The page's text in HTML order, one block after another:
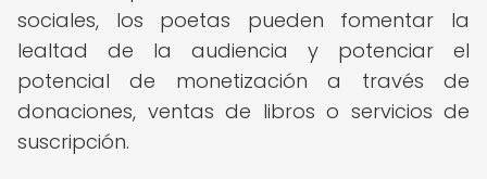
sociales, los poetas pueden fomentar la
lealtad de la audiencia y potenciar el
potencial de monetización a través de
donaciones, ventas de libros o servicios de
suscripción.